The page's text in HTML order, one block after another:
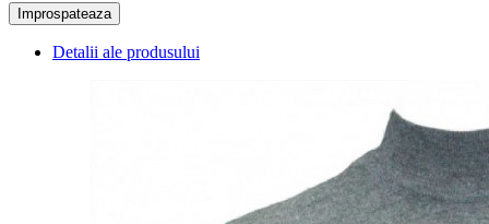
Detalii ale produsului